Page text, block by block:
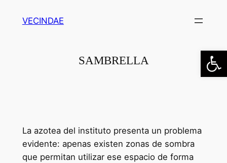
VECINDAE
SAMBRELLA
La azotea del instituto presenta un problema
evidente: apenas existen zonas de sombra
que permitan utilizar ese espacio de forma
Abrir